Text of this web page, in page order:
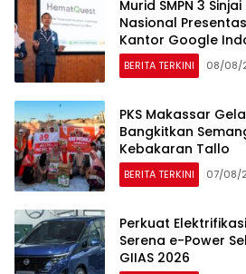
Murid SMPN 3
Nasional
Kantor Google
BERITA TERKINI 08/08/
PKS Makassar
Bangkitkan
Kebakaran Tallo
BERITA TERKINI 07/08/
Perkuat
Serena e-Power
GIIAS 2026